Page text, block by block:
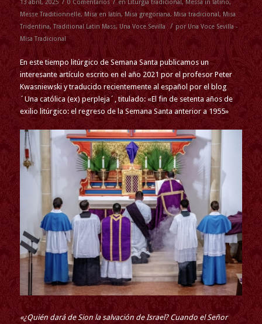
13 abril, 2025 0 Comentarios en Liturgia tradicional, Messa in latino,
Messe Traditionnelle, Misa en latín, Misa gregoriana, Misa tradicional, Misa
Tridentina, Traditional Latin Mass, Una Voce Sevilla / por Una Voce Sevilla -
Misa Tradicional
En este tiempo litúrgico de Semana Santa publicamos un
interesante artículo escrito en el año 2021 por el profesor Peter
Kwasniewski y traducido recientemente al español por el blog
´Una católica (ex) perpleja´, titulado: «El fin de setenta años de
exilio litúrgico: el regreso de la Semana Santa anterior a 1955»
«¿Quién dará de Sion la salvación de Israel? Cuando el Señor